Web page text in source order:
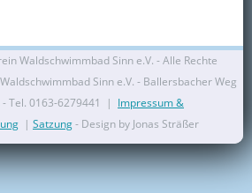
Waldschwimmbad Sinn e.V. - Alle Rechte
Sinn e.V. - Ballersbacher Weg
- Tel. 0163-6279441 | Impressum &
| Satzung- Design by Jonas Sträßer